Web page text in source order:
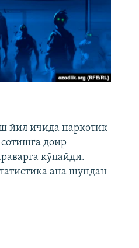
йил ичида наркотик
доир
кўпайди.
ана шундан